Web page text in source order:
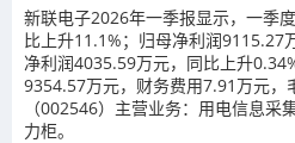
新联电子2026年一季报显示，一季
比上升11.1%；归母净利润9115.27
净利润4035.59万元，同比上升
9354.57万元，财务费用7.91万元，
（002546）主营业务：用电信息采
力柜。